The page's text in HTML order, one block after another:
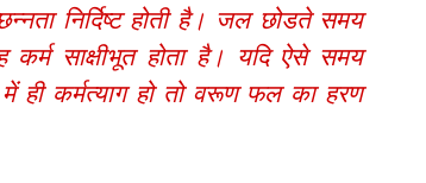
निर्दिष्ट होती है। जल छोडते समय
साक्षीभूत होता है। यदि ऐसे समय
कर्मत्याग हो तो वरूण फल का हरण